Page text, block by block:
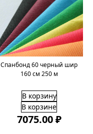
Спанбонд 60 черный шир
160 см 250 м
В корзину
В корзине
7075.00 ₽